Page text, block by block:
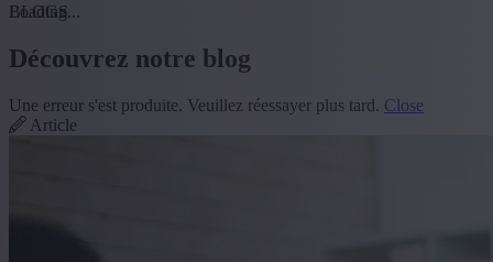
Loading...
BLOGS
Découvrez notre blog
Une erreur s'est produite. Veuillez réessayer plus tard. Close
Article